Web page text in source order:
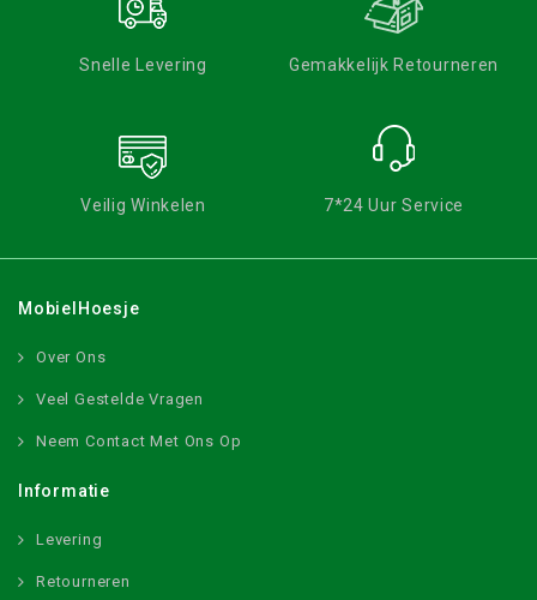
Snelle Levering Gemakkelijk Retourneren
Veilig Winkelen 7*24 Uur Service
MobielHoesje
Over Ons
Veel Gestelde Vragen
Neem Contact Met Ons Op
Informatie
Levering
Retourneren